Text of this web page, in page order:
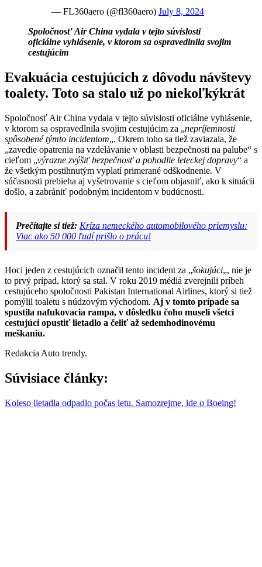
— FL360aero (@fl360aero) July 8, 2024
Spoločnosť Air China vydala v tejto súvislosti
oficiálne vyhlásenie, v ktorom sa ospravedlnila svojim
cestujúcim
Evakuácia cestujúcich z dôvodu návštevy
toalety. Toto sa stalo už po niekoľkýkrát
Spoločnosť Air China vydala v tejto súvislosti oficiálne vyhlásenie,
v ktorom sa ospravedlnila svojim cestujúcim za „nepríjemnosti
spôsobené týmto incidentom„. Okrem toho sa tiež zaviazala, že
„zavedie opatrenia na vzdelávanie v oblasti bezpečnosti na palube“ s
cieľom „výrazne zvýšiť bezpečnosť a pohodlie leteckej dopravy“ a
že všetkým postihnutým vyplatí primerané odškodnenie. V
súčasnosti prebieha aj vyšetrovanie s cieľom objasniť, ako k situácii
došlo, a zabrániť podobným incidentom v budúcnosti.
Prečítajte si tiež: Kríza nemeckého automobilového priemyslu:
Viac ako 50 000 ľudí prišlo o prácu!
Hoci jeden z cestujúcich označil tento incident za „šokujúci„, nie je
to prvý prípad, ktorý sa stal. V roku 2019 médiá zverejnili príbeh
cestujúceho spoločnosti Pakistan International Airlines, ktorý si tiež
pomýlil toaletu s núdzovým východom. Aj v tomto prípade sa
spustila nafukovacia rampa, v dôsledku čoho museli všetci
cestujúci opustiť lietadlo a čeliť až sedemhodinovému
meškaniu.
Redakcia Auto trendy.
Súvisiace články:
Koleso lietadla odpadlo počas letu. Samozrejme, ide o Boeing!